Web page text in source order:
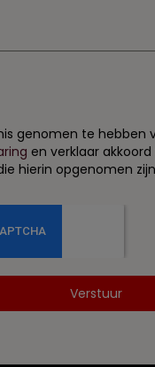
genomen te hebben
en verklaar
hierin opgenomen
Verstuur